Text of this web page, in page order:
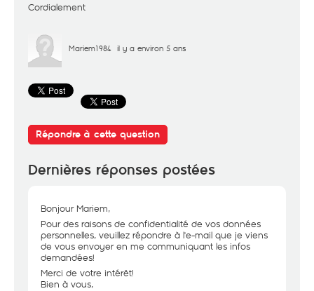
Cordialement
Mariem1984 il y a environ 5 ans
Répondre à cette question
Dernières réponses postées
Bonjour Mariem,
Pour des raisons de confidentialité de vos données
personnelles, veuillez répondre à l'e-mail que je viens
de vous envoyer en me communiquant les infos
demandées!
Merci de votre intérêt!
Bien à vous,